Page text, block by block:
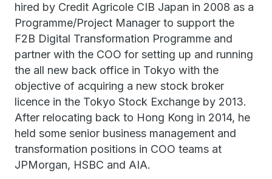
hired by Credit Agricole CIB Japan in 2008 as a
Programme/Project Manager to support the
F2B Digital Transformation Programme and
partner with the COO for setting up and running
the all new back office in Tokyo with the
objective of acquiring a new stock broker
licence in the Tokyo Stock Exchange by 2013.
After relocating back to Hong Kong in 2014, he
held some senior business management and
transformation positions in COO teams at
JPMorgan, HSBC and AIA.